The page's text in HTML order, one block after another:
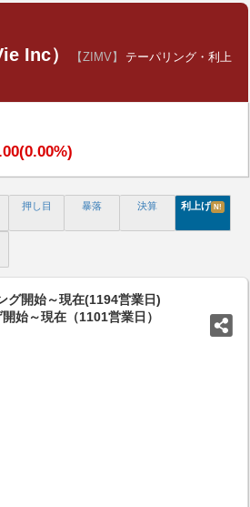
Inc） 【ZIMV】
テーパリング・利上
押し目 暴落 決算 利上げ N!
開始～現在(1194営業日)
始～現在（1101営業日）